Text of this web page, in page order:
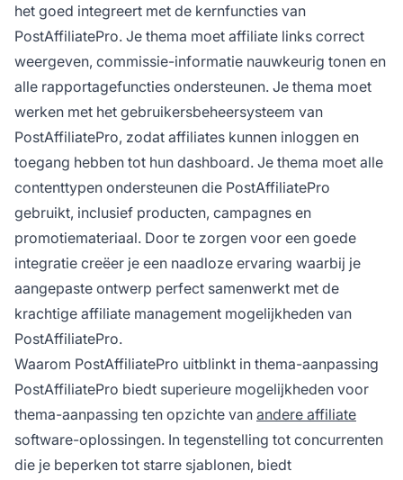
het goed integreert met de kernfuncties van
PostAffiliatePro. Je thema moet affiliate links correct
weergeven, commissie-informatie nauwkeurig tonen en
alle rapportagefuncties ondersteunen. Je thema moet
werken met het gebruikersbeheersysteem van
PostAffiliatePro, zodat affiliates kunnen inloggen en
toegang hebben tot hun dashboard. Je thema moet alle
contenttypen ondersteunen die PostAffiliatePro
gebruikt, inclusief producten, campagnes en
promotiemateriaal. Door te zorgen voor een goede
integratie creëer je een naadloze ervaring waarbij je
aangepaste ontwerp perfect samenwerkt met de
krachtige affiliate management mogelijkheden van
PostAffiliatePro.
Waarom PostAffiliatePro uitblinkt in thema-aanpassing
PostAffiliatePro biedt superieure mogelijkheden voor
thema-aanpassing ten opzichte van andere affiliate
software-oplossingen. In tegenstelling tot concurrenten
die je beperken tot starre sjablonen, biedt